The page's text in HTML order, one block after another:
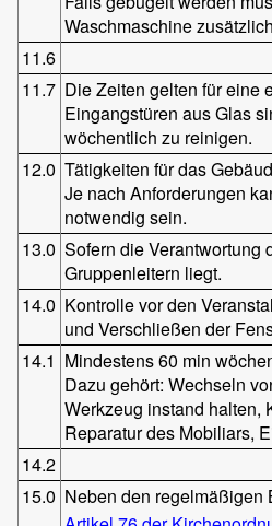
Waschmaschine
11.6
11.7 Die Zeiten gelten für eine
Eingangstüren aus Glas
wöchentlich zu reinigen.
12.0 Tätigkeiten für das
Je nach Anforderungen
notwendig sein.
13.0 Sofern die Verantwortung
Gruppenleitern liegt.
14.0 Kontrolle vor den
und Verschließen der
14.1 Mindestens 60 min
Dazu gehört: Wechseln
Werkzeug instand halten,
Reparatur des Mobiliars,
14.2
15.0 Neben den regelmäßigen